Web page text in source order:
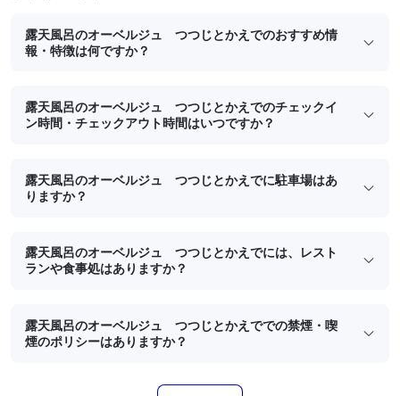
露天風呂のオーベルジュ つつじとかえでのおすすめ情
報・特徴は何ですか？
露天風呂のオーベルジュ つつじとかえでのチェックイ
ン時間・チェックアウト時間はいつですか？
露天風呂のオーベルジュ つつじとかえでに駐車場はあ
りますか？
露天風呂のオーベルジュ つつじとかえでには、レスト
ランや食事処はありますか？
露天風呂のオーベルジュ つつじとかえででの禁煙・喫
煙のポリシーはありますか？